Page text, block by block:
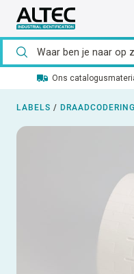
Ons
LABELS / DRAADCODERING